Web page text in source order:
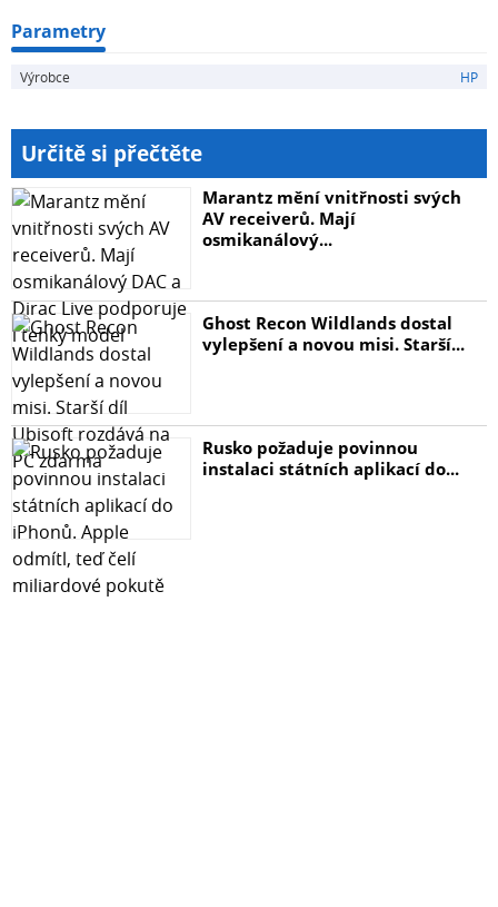
Parametry
Výrobce HP
Určitě si přečtěte
Marantz mění vnitřnosti svých
AV receiverů. Mají
osmikanálový...
Ghost Recon Wildlands dostal
vylepšení a novou misi. Starší...
Rusko požaduje povinnou
instalaci státních aplikací do...